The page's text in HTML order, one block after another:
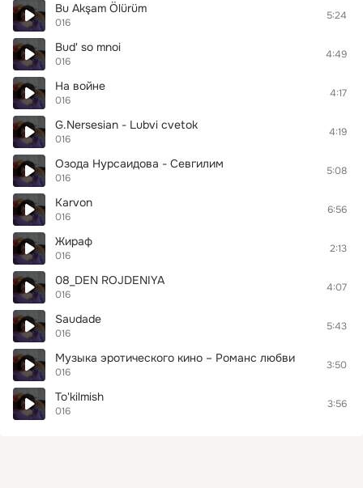
Bu Akşam Ölürüm
016
5:24
Bud' so mnoi
016
4:49
На войне
016
4:17
G.Nersesian - Lubvi cvetok
016
4:19
Озода Нурсаидова - Севгилим
016
5:08
Karvon
016
6:56
Жираф
016
2:13
08_DEN ROJDENIYA
016
4:07
Saudade
016
5:43
Музыка эротического кино – Романс любви
016
3:50
To'kilmish
016
3:56